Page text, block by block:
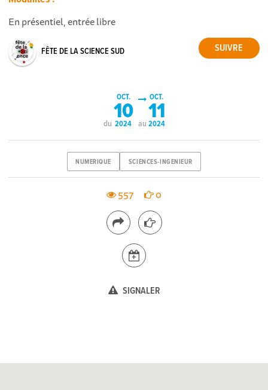
En présentiel, entrée libre
FÊTE DE LA SCIENCE SUD
du
OCT.
10
2024 au
OCT.
11
2024
NUMERIQUE SCIENCES-INGENIEUR
557 0
SIGNALER